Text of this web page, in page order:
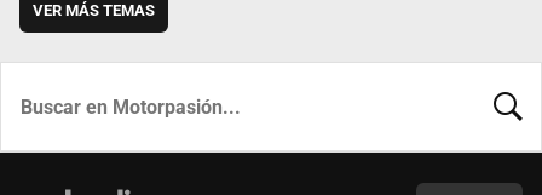
VER MÁS TEMAS